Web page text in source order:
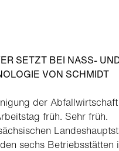
SETZT BEI NASS-
VON SCHMIDT
der Abfallwirtschaft
früh. Sehr früh.
sechs Betriebsstätten